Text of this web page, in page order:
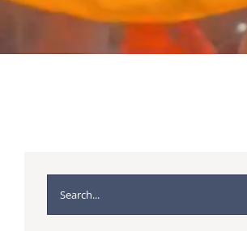
QUIÉNES NOS APOYAN?